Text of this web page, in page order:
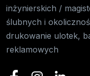
inżynierskich /
ślubnych i
drukowanie ulotek,
reklamowych